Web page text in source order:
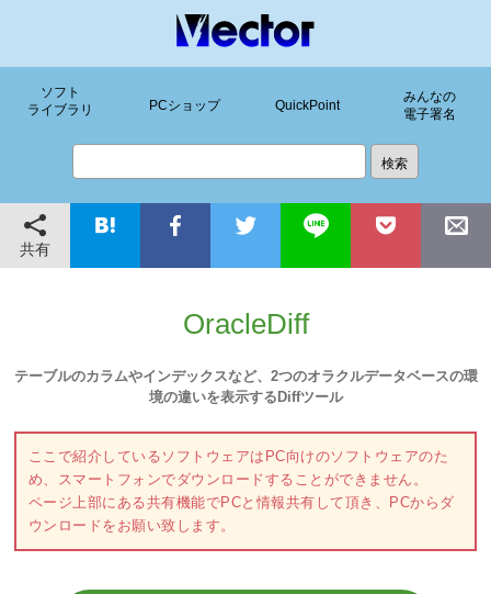
ソフト
ライブラリ
PCショップ QuickPoint
みんなの
電子署名
共有
OracleDiff
テーブルのカラムやインデックスなど、2つのオラクルデータベースの環
境の違いを表示するDiffツール
ここで紹介しているソフトウェアはPC向けのソフトウェアのた
め、スマートフォンでダウンロードすることができません。
ページ上部にある共有機能でPCと情報共有して頂き、PCからダ
ウンロードをお願い致します。